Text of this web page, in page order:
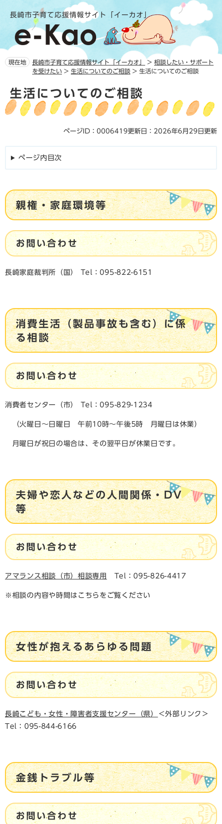
頭
で
飛
ば
文
長崎市子育て応援情報サイト「イーカオ」
現在地 長崎市子育て応援情報サイト「イーカオ」 > 相談したい・サポート
を受けたい > 生活についてのご相談 > 生活についてのご相談
文生活についてのご相談
ページID：0006419更新日：2026年6月29日更新
ページ内目次
親権・家庭環境等
お問い合わせ
長崎家庭裁判所（国） Tel：095-822-6151
消費生活（製品事故も含む）に係
る相談
お問い合わせ
消費者センター（市） ​Tel：095-829-1234
（火曜日～日曜日 午前10時～午後5時 月曜日は休業）
月曜日が祝日の場合は、その翌平日が休業日です。
夫婦や恋人などの人間関係・DV
等
お問い合わせ
アマランス相談（市）相談専用 Tel：095-826-4417
※相談の内容や時間はこちらをご覧ください
女性が抱えるあらゆる問題
お問い合わせ
長崎こども・女性・障害者支援センター（県） ＜外部リンク＞
Tel：095-844-6166
金銭トラブル等
お問い合わせ